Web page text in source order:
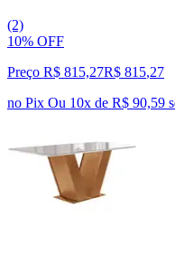
(2)
10% OFF
Preço R$ 815,27R$ 815,27
no Pix Ou 10x de R$ 90,59